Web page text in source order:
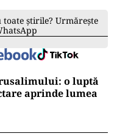
știrile? Urmărește
o luptă
aprinde lumea